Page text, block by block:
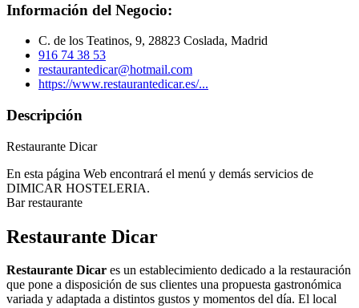
Información del Negocio:
C. de los Teatinos, 9, 28823 Coslada, Madrid
916 74 38 53
restaurantedicar@hotmail.com
https://www.restaurantedicar.es/...
Descripción
Restaurante Dicar
En esta página Web encontrará el menú y demás servicios de
DIMICAR HOSTELERIA.
Bar restaurante
Restaurante Dicar
Restaurante Dicar es un establecimiento dedicado a la restauración
que pone a disposición de sus clientes una propuesta gastronómica
variada y adaptada a distintos gustos y momentos del día. El local